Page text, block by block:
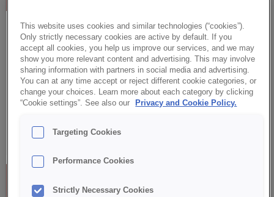
Zebranie zgody
na przesyłanie
informacji
handlowych
drogą
elektroniczną.
• imię i
nazwisko,
• nazwa
firmy,
• adres-
email.
art. 6 ust. 1
lit. a RODO
w zw. z art.
398 ust. 1
ustawy z dnia
12 lipca 2024
roku – Prawo
komunikacji
elektronicznej
– przetwarzanie
danych
osobowych
odbywa się na
podstawie
udzielonej
zgody (w
dedykowanym
formularzu
przetwarzania
osobowe
This website uses cookies and similar technologies (“cookies”).
Only strictly necessary cookies are active by default. If you
accept all cookies, you help us improve our services, and we may
show you more relevant content and advertising. This may involve
sharing information with partners in social media and advertising.
You can at any time accept or reject different cookie categories, or
change your choices. Learn more about each category by clicking
“Cookie settings”. See also our
Privacy and Cookie Policy.
Targeting Cookies
Performance Cookies
Strictly Necessary Cookies